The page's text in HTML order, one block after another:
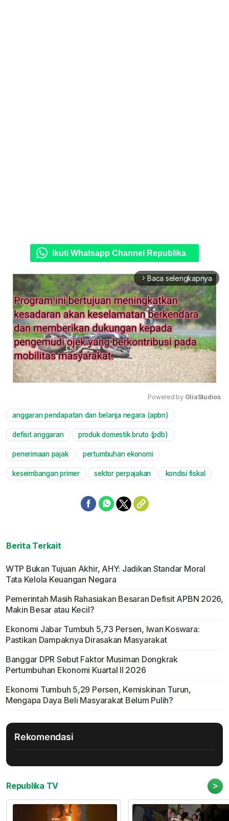
Ikuti Whatsapp Channel Republika
arrow_forward_ios Baca selengkapnya
Powered by GliaStudios
anggaran pendapatan dan belanja negara (apbn)
defisit anggaran produk domestik bruto (pdb)
penerimaan pajak pertumbuhan ekonomi
keseimbangan primer sektor perpajakan kondisi fiskal
Berita Terkait
WTP Bukan Tujuan Akhir, AHY: Jadikan Standar Moral
Tata Kelola Keuangan Negara
Pemerintah Masih Rahasiakan Besaran Defisit APBN 2026,
Makin Besar atau Kecil?
Ekonomi Jabar Tumbuh 5,73 Persen, Iwan Koswara:
Pastikan Dampaknya Dirasakan Masyarakat
Banggar DPR Sebut Faktor Musiman Dongkrak
Pertumbuhan Ekonomi Kuartal II 2026
Ekonomi Tumbuh 5,29 Persen, Kemiskinan Turun,
Mengapa Daya Beli Masyarakat Belum Pulih?
Rekomendasi
Republika TV >